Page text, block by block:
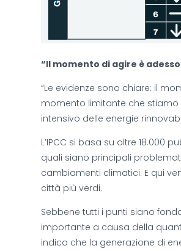
“Il momento di agire è
“Le evidenze sono chiare: il
momento limitante che stiamo
intensivo delle energie
L’IPCC si basa su oltre
quali siano principali
cambiamenti climatici. E qui
città più verdi.
Sebbene tutti i punti siano
importante a causa della
indica che la generazione di